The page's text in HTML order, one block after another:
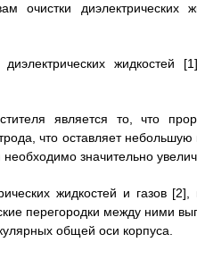
очистки
диэлектрических
является то, что
что оставляет
значительно
жидкостей и газов
перегородки между ними
общей оси корпуса.